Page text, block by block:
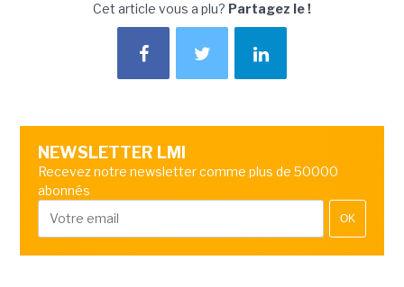
Cet article vous a plu? Partagez le !
NEWSLETTER LMI
Recevez notre newsletter comme plus de 50000
abonnés
OK